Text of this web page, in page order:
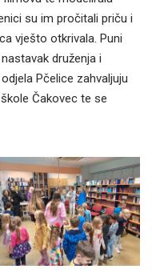
su im pročitali priču i
vješto otkrivala. Puni
druženja i
Pčelice zahvaljuju
Čakovec te se